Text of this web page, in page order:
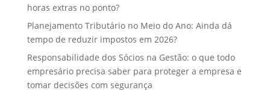
horas extras no ponto?
Planejamento Tributário no Meio do Ano: Ainda dá
tempo de reduzir impostos em 2026?
Responsabilidade dos Sócios na Gestão: o que todo
empresário precisa saber para proteger a empresa e
tomar decisões com segurança